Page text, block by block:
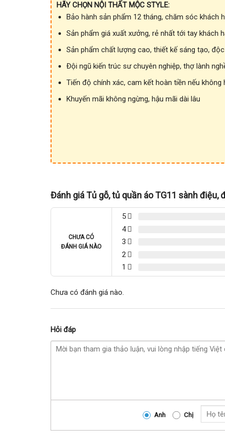
HÃY CHỌN NỘI THẤT MỘC STYLE:
Bảo hành sản phẩm 12 tháng, chăm sóc khách
Sản phẩm giá xuất xưởng, rẻ nhất tới tay khách
Sản phẩm chất lượng cao, thiết kế sáng tạo,
Đội ngũ kiến trúc sư chuyên nghiệp, thợ lành
Tiến độ chính xác, cam kết hoàn tiền nếu không
Khuyến mãi không ngừng, hậu mãi dài lâu
Đánh giá Tủ gỗ, tủ quần áo TG11 sành điệu,
CHƯA CÓ
ĐÁNH GIÁ NÀO
5
4
3
2
1
Chưa có đánh giá nào.
Hỏi đáp
Anh Chị